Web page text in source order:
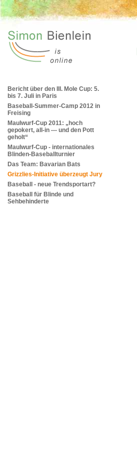
Bericht über den III. Mole Cup: 5.
bis 7. Juli in Paris
Baseball-Summer-Camp 2012 in
Freising
Maulwurf-Cup 2011: „hoch
gepokert, all-in --- und den Pott
geholt“
Maulwurf-Cup - internationales
Blinden-Baseballturnier
Das Team: Bavarian Bats
Grizzlies-Initiative überzeugt Jury
Baseball - neue Trendsportart?
Baseball für Blinde und
Sehbehinderte